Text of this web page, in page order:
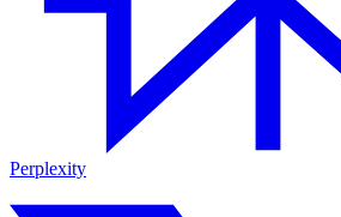
Perplexity